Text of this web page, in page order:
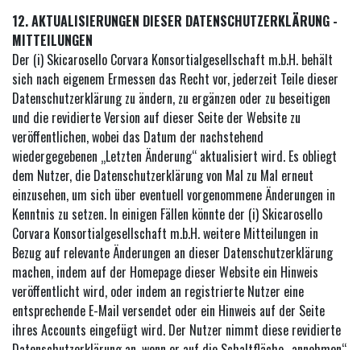
12. AKTUALISIERUNGEN DIESER DATENSCHUTZERKLÄRUNG -
MITTEILUNGEN
Der (i) Skicarosello Corvara Konsortialgesellschaft m.b.H. behält
sich nach eigenem Ermessen das Recht vor, jederzeit Teile dieser
Datenschutzerklärung zu ändern, zu ergänzen oder zu beseitigen
und die revidierte Version auf dieser Seite der Website zu
veröffentlichen, wobei das Datum der nachstehend
wiedergegebenen „Letzten Änderung“ aktualisiert wird. Es obliegt
dem Nutzer, die Datenschutzerklärung von Mal zu Mal erneut
einzusehen, um sich über eventuell vorgenommene Änderungen in
Kenntnis zu setzen. In einigen Fällen könnte der (i) Skicarosello
Corvara Konsortialgesellschaft m.b.H. weitere Mitteilungen in
Bezug auf relevante Änderungen an dieser Datenschutzerklärung
machen, indem auf der Homepage dieser Website ein Hinweis
veröffentlicht wird, oder indem an registrierte Nutzer eine
entsprechende E-Mail versendet oder ein Hinweis auf der Seite
ihres Accounts eingefügt wird. Der Nutzer nimmt diese revidierte